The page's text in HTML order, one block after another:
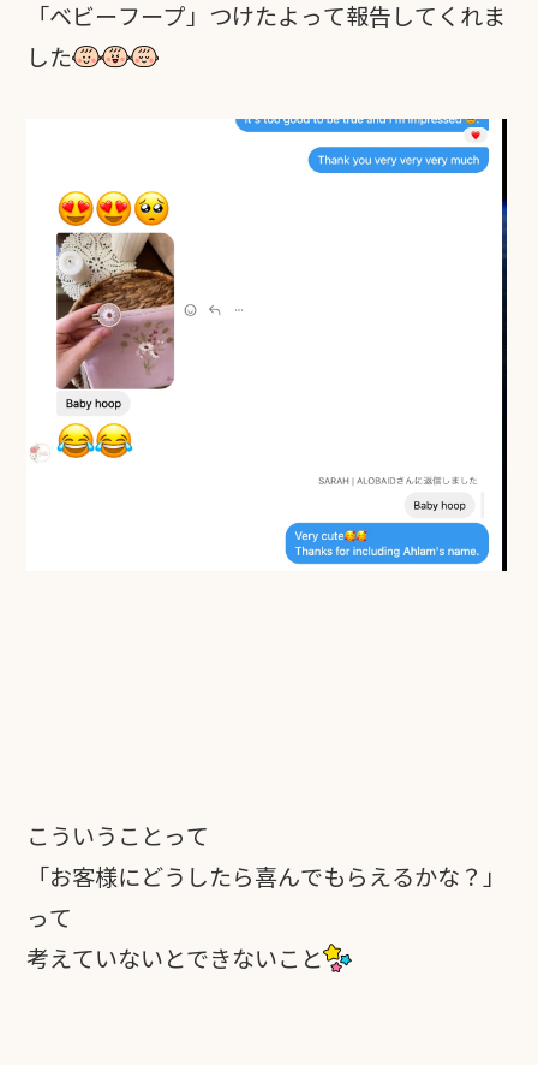
「ベビーフープ」つけたよって報告してくれま
した
こういうことって
「お客様にどうしたら喜んでもらえるかな？」
って
考えていないとできないこと